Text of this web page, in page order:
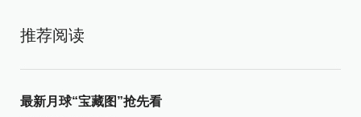
推荐阅读
最新月球“宝藏图”抢先看